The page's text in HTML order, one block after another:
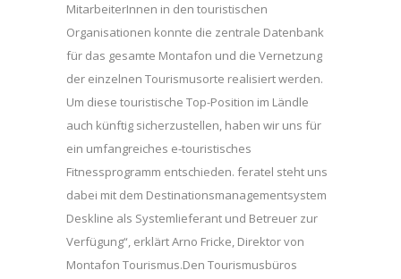
MitarbeiterInnen in den touristischen
Organisationen konnte die zentrale Datenbank
für das gesamte Montafon und die Vernetzung
der einzelnen Tourismusorte realisiert werden.
Um diese touristische Top-Position im Ländle
auch künftig sicherzustellen, haben wir uns für
ein umfangreiches e-touristisches
Fitnessprogramm entschieden. feratel steht uns
dabei mit dem Destinationsmanagementsystem
Deskline als Systemlieferant und Betreuer zur
Verfügung“, erklärt Arno Fricke, Direktor von
Montafon Tourismus.Den Tourismusbüros